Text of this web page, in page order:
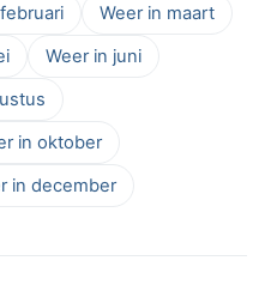
Weer in maart
Weer in juni
in oktober
in december